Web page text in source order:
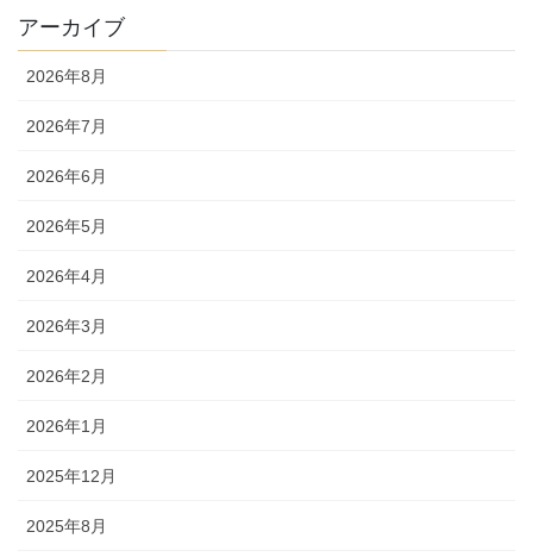
アーカイブ
2026年8月
2026年7月
2026年6月
2026年5月
2026年4月
2026年3月
2026年2月
2026年1月
2025年12月
2025年8月